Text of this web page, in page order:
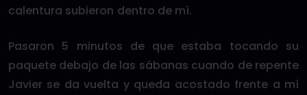
calentura subieron dentro de mí.
Pasaron 5 minutos de que estaba tocando su
paquete debajo de las sábanas cuando de repente
Javier se da vuelta y queda acostado frente a mí